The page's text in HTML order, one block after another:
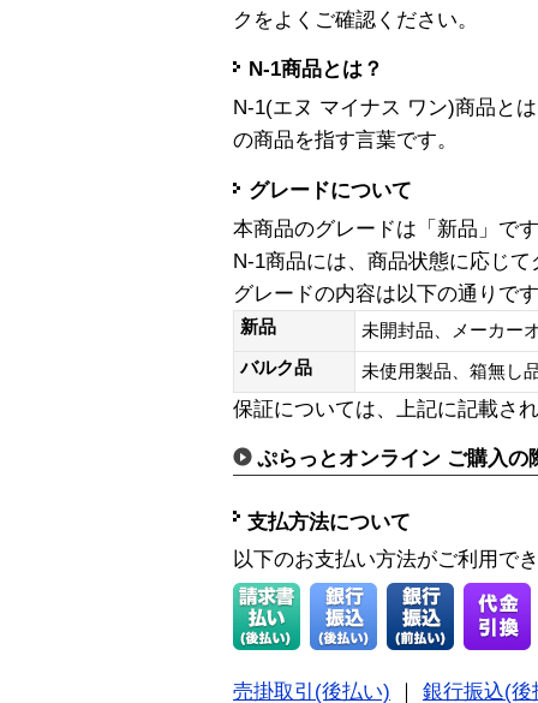
クをよくご確認ください。
N-1商品とは？
N-1(エヌ マイナス ワン)商品と
の商品を指す言葉です。
グレードについて
本商品のグレードは「新品」です
N-1商品には、商品状態に応じ
グレードの内容は以下の通りで
新品
未開封品、メーカー
バルク品
未使用製品、箱無
保証については、上記に記載さ
ぷらっとオンライン ご購入の
支払方法について
以下のお支払い方法がご利用で
売掛取引(後払い)
銀行振込(後